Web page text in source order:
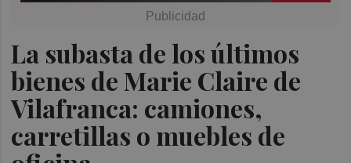
La subasta de los últimos
bienes de Marie Claire de
Vilafranca: camiones,
carretillas o muebles de